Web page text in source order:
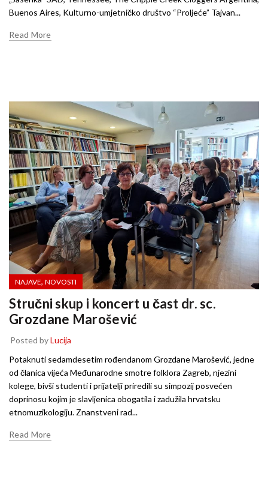
Buenos Aires, Kulturno-umjetničko društvo “Proljeće” Tajvan...
Read More
NAJAVE, NOVOSTI
Stručni skup i koncert u čast dr. sc.
Grozdane Marošević
Posted byLucija
Potaknuti sedamdesetim rođendanom Grozdane Marošević, jedne
od članica vijeća Međunarodne smotre folklora Zagreb, njezini
kolege, bivši studenti i prijatelji priredili su simpozij posvećen
doprinosu kojim je slavljenica obogatila i zadužila hrvatsku
etnomuzikologiju. Znanstveni rad...
Read More